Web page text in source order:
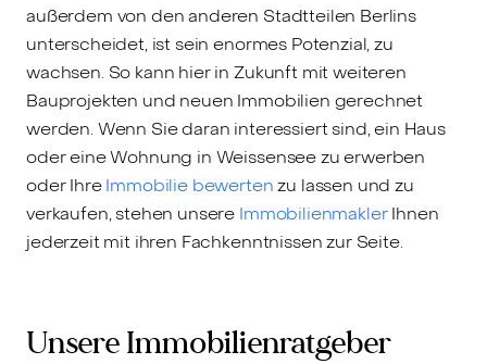
außerdem von den anderen Stadtteilen Berlins
unterscheidet, ist sein enormes Potenzial, zu
wachsen. So kann hier in Zukunft mit weiteren
Bauprojekten und neuen Immobilien gerechnet
werden. Wenn Sie daran interessiert sind, ein Haus
oder eine Wohnung in Weissensee zu erwerben
oder IhreImmobilie bewertenzu lassen und zu
verkaufen, stehen unsere ImmobilienmaklerIhnen
jederzeit mit ihren Fachkenntnissen zur Seite.
Unsere Immobilienratgeber